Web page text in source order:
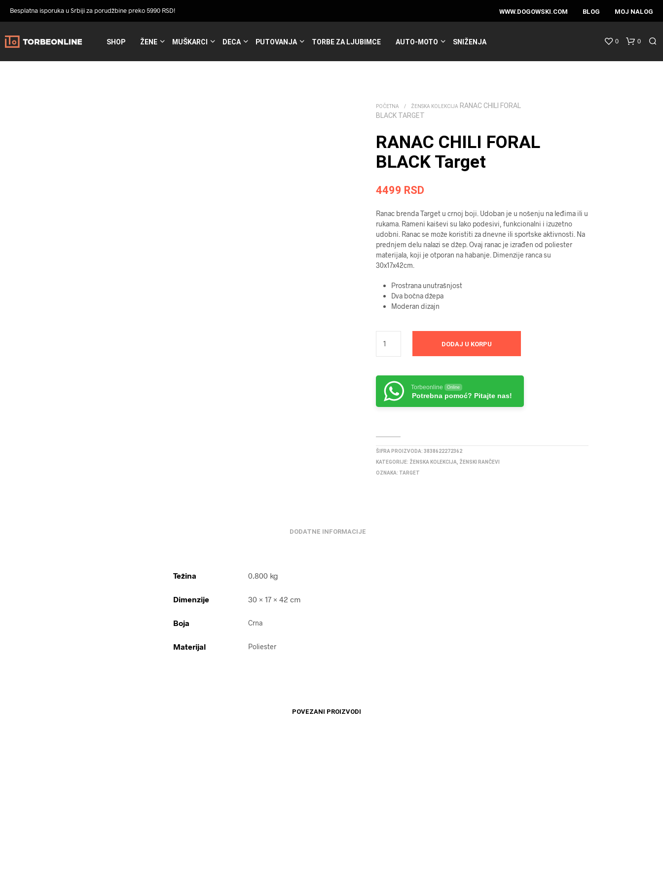
Besplatna isporuka u Srbiji za porudžbine preko 5990 RSD! WWW.DOGOWSKI.COM BLOG MOJ NALOG
SHOP ŽENE MUŠKARCI DECA PUTOVANJA TORBE ZA LJUBIMCE AUTO-MOTO SNIŽENJA 0 0
POČETNA / ŽENSKA KOLEKCIJA RANAC CHILI FORAL
BLACK TARGET
RANAC CHILI FORAL
BLACK Target
4499 RSD
Ranac brenda Target u crnoj boji. Udoban je u nošenju na leđima ili u
rukama. Rameni kaiševi su lako podesivi, funkcionalni i izuzetno
udobni. Ranac se može koristiti za dnevne ili sportske aktivnosti. Na
prednjem delu nalazi se džep. Ovaj ranac je izrađen od poliester
materijala, koji je otporan na habanje. Dimenzije ranca su
30x17x42cm.
Prostrana unutrašnjost
Dva bočna džepa
Moderan dizajn
DODAJ U KORPU
Torbeonline Online
Potrebna pomoć? Pitajte nas!
ŠIFRA PROIZVODA:3838622272362
KATEGORIJE: ŽENSKA KOLEKCIJA
ŽENSKI RANČEVI
OZNAKA: TARGET
DODATNE INFORMACIJE
Težina 0.800 kg
Dimenzije 30 × 17 × 42 cm
Boja Crna
Materijal Poliester
POVEZANI PROIZVODI